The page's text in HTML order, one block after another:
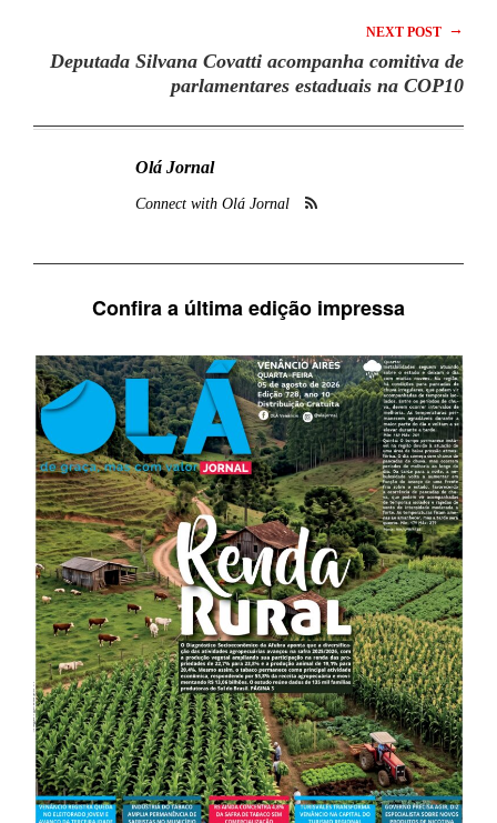
NEXT POST →
Deputada Silvana Covatti acompanha comitiva de
parlamentares estaduais na COP10
Olá Jornal
Connect with Olá Jornal
Confira a última edição impressa